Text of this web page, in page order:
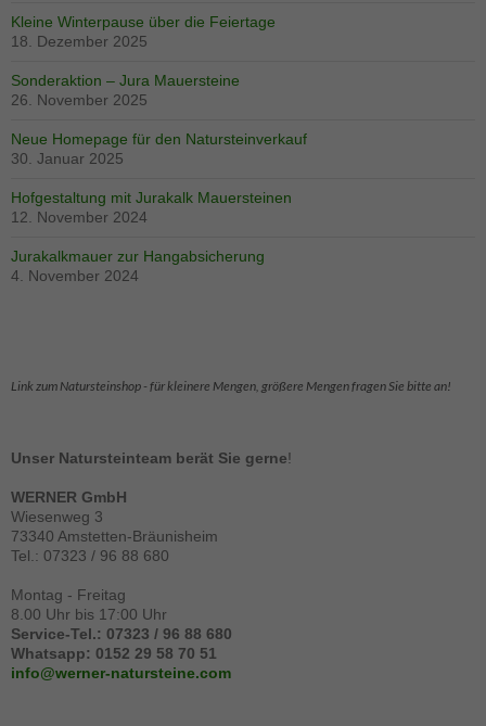
Kleine Winterpause über die Feiertage
18. Dezember 2025
Sonderaktion – Jura Mauersteine
26. November 2025
Neue Homepage für den Natursteinverkauf
30. Januar 2025
Hofgestaltung mit Jurakalk Mauersteinen
12. November 2024
Jurakalkmauer zur Hangabsicherung
4. November 2024
Link zum Natursteinshop - für kleinere Mengen, größere Mengen fragen Sie bitte an!
Unser Natursteinteam berät Sie gerne!
WERNER GmbH
Wiesenweg 3
73340 Amstetten-Bräunisheim
Tel.: 07323 / 96 88 680
Montag - Freitag
8.00 Uhr bis 17:00 Uhr
Service-Tel.: 07323 / 96 88 680
Whatsapp: 0152 29 58 70 51
info@werner-natursteine.com
Marketing
werden